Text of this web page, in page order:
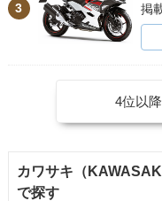
3
掲
4位以
カワサキ（
で探す